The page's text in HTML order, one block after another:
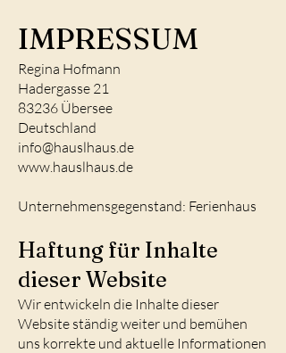
IMPRESSUM
Regina Hofmann
Hadergasse 21
83236 Übersee
Deutschland
info@hauslhaus.de
www.hauslhaus.de
Unternehmensgegenstand: Ferienhaus
Haftung für Inhalte
dieser Website
Wir entwickeln die Inhalte dieser
Website ständig weiter und bemühen
uns korrekte und aktuelle Informationen